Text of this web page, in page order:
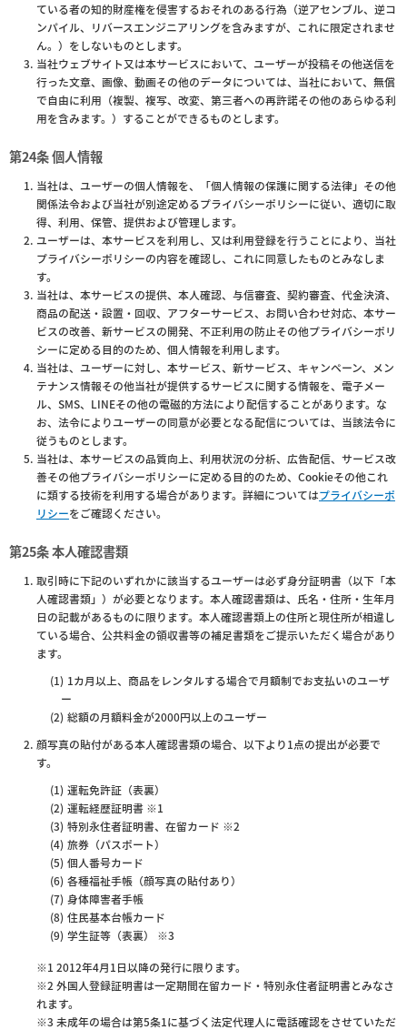
ている者の知的財産権を侵害するおそれのある行為（逆アセンブル、逆コ
ンパイル、リバースエンジニアリングを含みますが、これに限定されませ
ん。）をしないものとします。
当社ウェブサイト又は本サービスにおいて、ユーザーが投稿その他送信を
行った文章、画像、動画その他のデータについては、当社において、無償
で自由に利用（複製、複写、改変、第三者への再許諾その他のあらゆる利
用を含みます。）することができるものとします。
第24条 個人情報
当社は、ユーザーの個人情報を、「個人情報の保護に関する法律」その他
関係法令および当社が別途定めるプライバシーポリシーに従い、適切に取
得、利用、保管、提供および管理します。
ユーザーは、本サービスを利用し、又は利用登録を行うことにより、当社
プライバシーポリシーの内容を確認し、これに同意したものとみなしま
す。
当社は、本サービスの提供、本人確認、与信審査、契約審査、代金決済、
商品の配送・設置・回収、アフターサービス、お問い合わせ対応、本サー
ビスの改善、新サービスの開発、不正利用の防止その他プライバシーポリ
シーに定める目的のため、個人情報を利用します。
当社は、ユーザーに対し、本サービス、新サービス、キャンペーン、メン
テナンス情報その他当社が提供するサービスに関する情報を、電子メー
ル、SMS、LINEその他の電磁的方法により配信することがあります。な
お、法令によりユーザーの同意が必要となる配信については、当該法令に
従うものとします。
当社は、本サービスの品質向上、利用状況の分析、広告配信、サービス改
善その他プライバシーポリシーに定める目的のため、Cookieその他これ
に類する技術を利用する場合があります。詳細についてはプライバシーポ
リシーをご確認ください。
第25条 本人確認書類
取引時に下記のいずれかに該当するユーザーは必ず身分証明書（以下「本
人確認書類」）が必要となります。本人確認書類は、氏名・住所・生年月
日の記載があるものに限ります。本人確認書類上の住所と現住所が相違し
ている場合、公共料金の領収書等の補足書類をご提示いただく場合があり
ます。
1カ月以上、商品をレンタルする場合で月額制でお支払いのユーザ
ー
総額の月額料金が2000円以上のユーザー
顔写真の貼付がある本人確認書類の場合、以下より1点の提出が必要で
す。
運転免許証（表裏）
運転経歴証明書 ※1
特別永住者証明書、在留カード ※2
旅券（パスポート）
個人番号カード
各種福祉手帳（顔写真の貼付あり）
身体障害者手帳
住民基本台帳カード
学生証等（表裏） ※3
※1 2012年4月1日以降の発行に限ります。
※2 外国人登録証明書は一定期間在留カード・特別永住者証明書とみなさ
れます。
※3 未成年の場合は第5条1に基づく法定代理人に電話確認をさせていただ